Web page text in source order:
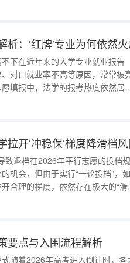
：‘红牌’专业为何依然
下在近年来的大学专业就业报告
对口就业率不高等原因，常常被
填报中，法学的报考热度依然居
法学是一个极度看重院校层次和行
开‘冲稳保’梯度降滑档
致退档在2026年平行志愿的投档
机会，但由于实行“一轮投档”，
合理的梯度，依然存在极大的“滑
“冲、稳、保”落到实处，是安全下
要点与入围流程解析
随着2026年高考进入倒计时，各